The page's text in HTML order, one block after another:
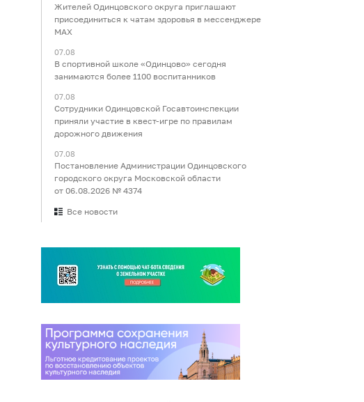
Жителей Одинцовского округа приглашают
присоединиться к чатам здоровья в мессенджере
МАХ
07.08
В спортивной школе «Одинцово» сегодня
занимаются более 1100 воспитанников
07.08
Сотрудники Одинцовской Госавтоинспекции
приняли участие в квест-игре по правилам
дорожного движения
07.08
Постановление Администрации Одинцовского
городского округа Московской области
от 06.08.2026 № 4374
Все новости